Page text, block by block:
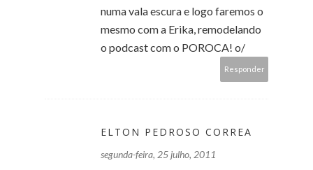
numa vala escura e logo faremos o
mesmo com a Erika, remodelando
o podcast com o POROCA! o/
Responder
ELTON PEDROSO CORREA
segunda-feira, 25 julho, 2011